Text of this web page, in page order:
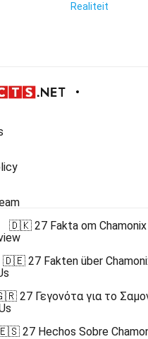
Realiteit
🇩🇰 27 Fakta om Chamonix
🇩🇪 27 Fakten über
27 Γεγονότα για το
27 Hechos Sobre